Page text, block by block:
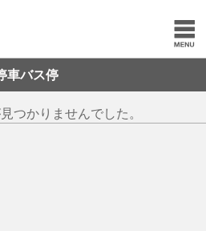
車バス停
つかりませんでした。